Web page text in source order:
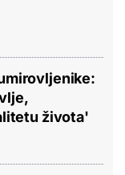
života'